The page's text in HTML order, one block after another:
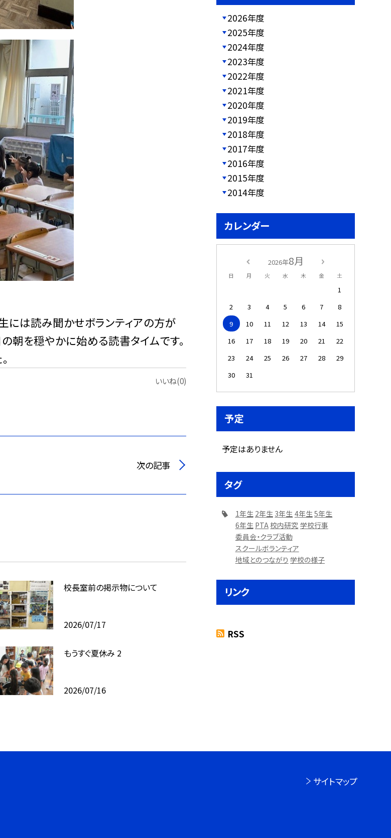
には読み聞かせボランティアの方が
朝を穏やかに始める読書タイムです。
いいね(0)
次の記事
校長室前の掲示物について
2026/07/17
もうすぐ夏休み 2
2026/07/16
2026年度
2025年度
2024年度
2023年度
2022年度
2021年度
2020年度
2019年度
2018年度
2017年度
2016年度
2015年度
2014年度
カレンダー
2026年8月
日 月 火 水 木 金 土
1
2
3 4 5 6 7
8
9
10 11 12 13 14
15
16
17 18 19 20 21
22
23
24 25 26 27 28
29
30
31
予定
予定はありません
タグ
1年生 2年生 3年生 4年生 5年生
6年生 PTA 校内研究 学校行事
委員会・クラブ活動
スクールボランティア
地域とのつながり 学校の様子
リンク
RSS
サイトマップ